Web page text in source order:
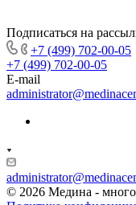
Подписаться на
+7 (499) 702-00-05
+7 (499) 702-00-05
E-mail
© 2026 Медина -